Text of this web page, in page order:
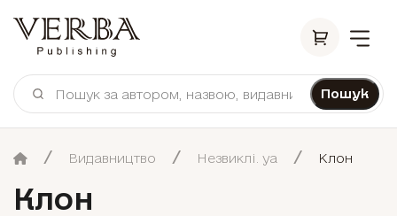
Пошук
Видавництво Незвиклі. уа Клон
Клон